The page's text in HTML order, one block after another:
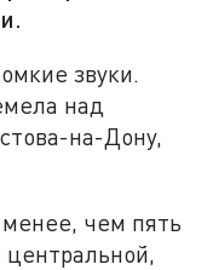
звуки.
над
на-Дону,
чем пять